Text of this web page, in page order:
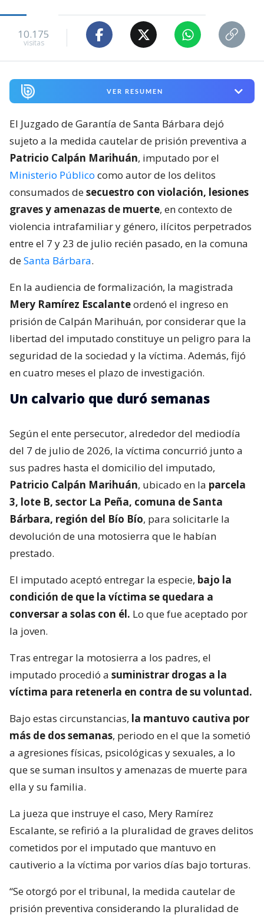
10.175
visitas
VER RESUMEN
El Juzgado de Garantía de Santa Bárbara dejó
sujeto a la medida cautelar de prisión preventiva a
Patricio Calpán Marihuán, imputado por el
Ministerio Público como autor de los delitos
consumados desecuestro con violación, lesiones
graves y amenazas de muerte, en contexto de
violencia intrafamiliar y género, ilícitos perpetrados
entre el 7 y 23 de julio recién pasado, en la comuna
deSanta Bárbara.
En la audiencia de formalización, la magistrada
Mery Ramírez Escalanteordenó el ingreso en
prisión de Calpán Marihuán, por considerar que la
libertad del imputado constituye un peligro para la
seguridad de la sociedad y la víctima. Además, fijó
en cuatro meses el plazo de investigación.
Un calvario que duró semanas
Según el ente persecutor, alrededor del mediodía
del 7 de julio de 2026, la víctima concurrió junto a
sus padres hasta el domicilio del imputado,
Patricio Calpán Marihuán, ubicado en la parcela
3, lote B, sector La Peña, comuna de Santa
Bárbara, región del Bío Bío, para solicitarle la
devolución de una motosierra que le habían
prestado.
El imputado aceptó entregar la especie, bajo la
condición de que la víctima se quedara a
conversar a solas con él. Lo que fue aceptado por
la joven.
Tras entregar la motosierra a los padres, el
imputado procedió a suministrar drogas a la
víctima para retenerla en contra de su voluntad.
Bajo estas circunstancias, la mantuvo cautiva por
más de dos semanas, periodo en el que la sometió
a agresiones físicas, psicológicas y sexuales, a lo
que se suman insultos y amenazas de muerte para
ella y su familia.
La jueza que instruye el caso, Mery Ramírez
Escalante, se refirió a la pluralidad de graves delitos
cometidos por el imputado que mantuvo en
cautiverio a la víctima por varios días bajo torturas.
“Se otorgó por el tribunal, la medida cautelar de
prisión preventiva considerando la pluralidad de